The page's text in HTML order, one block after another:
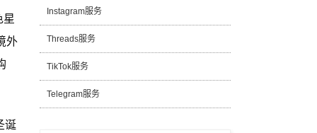
外
诞
Instagram服务
Threads服务
TikTok服务
Telegram服务